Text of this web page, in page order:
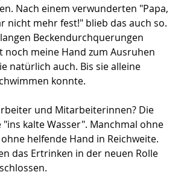
Nach einem verwunderten "Papa,
nicht mehr fest!" blieb das auch so.
Beckendurchquerungen
noch meine Hand zum Ausruhen
natürlich auch. Bis sie alleine
konnte.
und Mitarbeiterinnen? Die
kalte Wasser". Manchmal ohne
helfende Hand in Reichweite.
das Ertrinken in der neuen Rolle